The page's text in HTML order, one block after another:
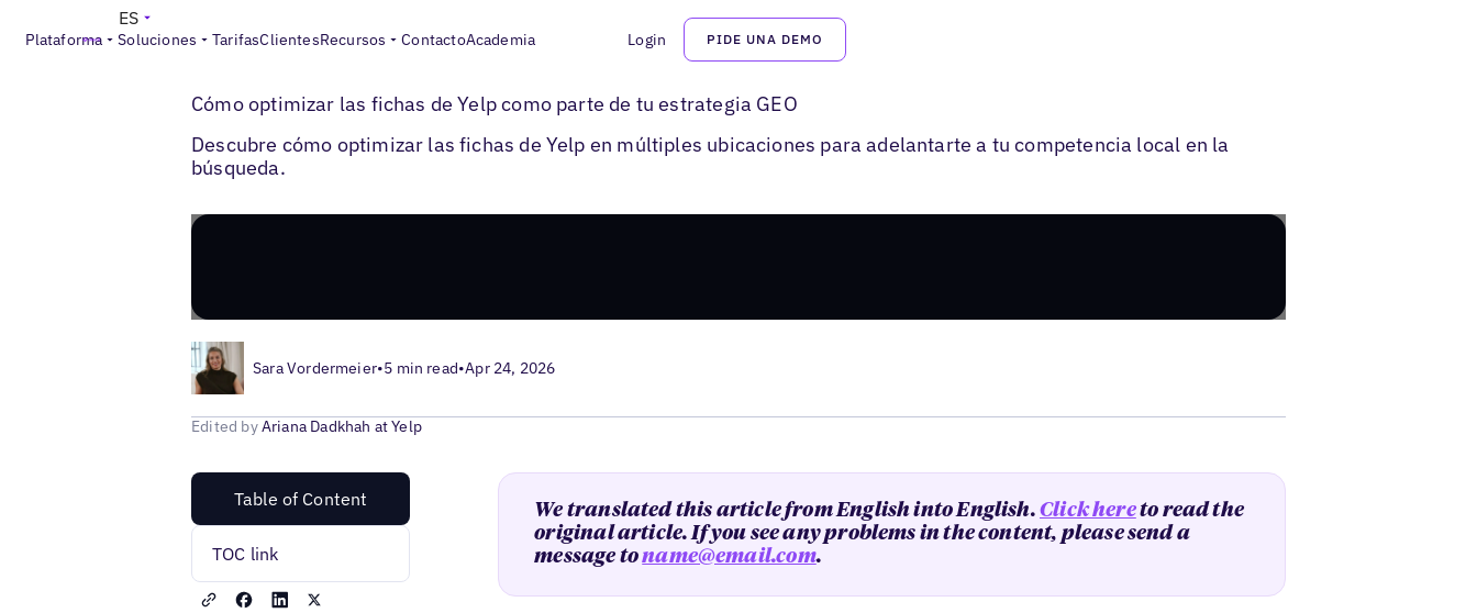
Plataforma Soluciones TarifasClientesRecursos ContactoAcademia Login PIDE UNA DEMO
ES
Blogs > Optimización de fichas locales>
Cómo optimizar las fichas de Yelp como parte de tu estrategia GEO
Descubre cómo optimizar las fichas de Yelp en múltiples ubicaciones para adelantarte a tu competencia local en la
búsqueda.
Sara Vordermeier•5 min read•Apr 24, 2026
Edited byAriana Dadkhah at Yelp
Table of Content
TOC link
We translated this article from English into English. Click hereto read the
original article. If you see any problems in the content, please send a
message toname@email.com.